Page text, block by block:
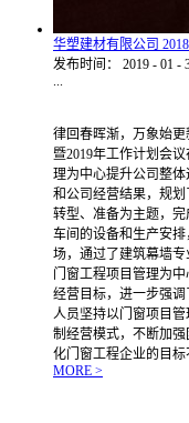
华塑建材有限公司
发布时间：
2019 - 01 -
...
律回春晖渐，万象始
暨2019年工作计划会
理为中心提升公司整
和公司经营结果，规划
转型、准备为主题，
车间的设备和生产安
场，通过了建筑幕墙
门窗工程项目管理为
经营目标，进一步强
人员坚持以门窗项目
制经营模式，不断加
化门窗工程企业的目标
MORE >